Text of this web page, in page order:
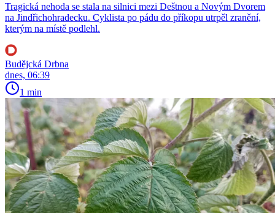
Tragická nehoda se stala na silnici mezi Deštnou a Novým Dvorem
na Jindřichohradecku. Cyklista po pádu do příkopu utrpěl zranění,
kterým na místě podlehl.
Budějcká Drbna
dnes, 06:39
1 min